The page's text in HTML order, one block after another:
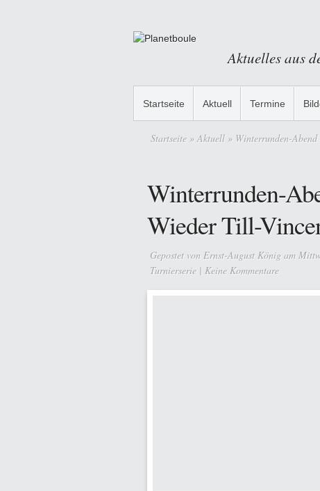
Aktuelles aus
Startseite Aktuell Termine
Startseite » Aktuell » Winterrunden-
Winterrunden-
Wieder Till-
Gepostet von Ernst-August König am
Turnierserie | Keine Kommentare